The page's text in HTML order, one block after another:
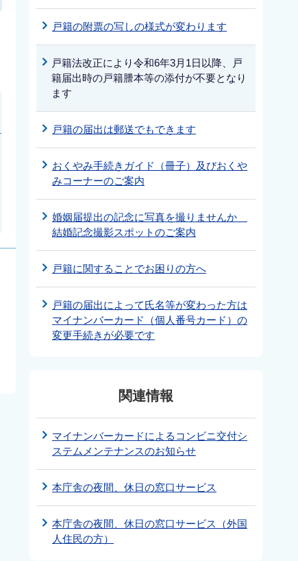
戸籍の附票の写しの様式が変わります
戸籍法改正により令和6年3月1日以降、戸
籍届出時の戸籍謄本等の添付が不要となり
ます
戸籍の届出は郵送でもできます
おくやみ手続きガイド（冊子）及びおくや
みコーナーのご案内
婚姻届提出の記念に写真を撮りませんか
結婚記念撮影スポットのご案内
戸籍に関することでお困りの方へ
戸籍の届出によって氏名等が変わった方は
マイナンバーカード（個人番号カード）の
変更手続きが必要です
関連情報
マイナンバーカードによるコンビニ交付シ
ステムメンテナンスのお知らせ
本庁舎の夜間、休日の窓口サービス
本庁舎の夜間、休日の窓口サービス（外国
人住民の方）